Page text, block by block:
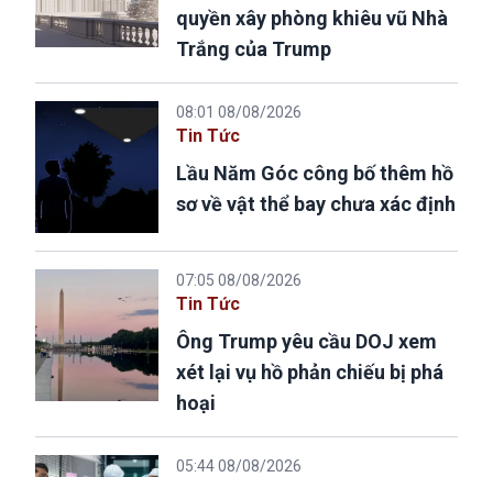
quyền xây phòng khiêu vũ Nhà
Trắng của Trump
08:01 08/08/2026
Tin Tức
Lầu Năm Góc công bố thêm hồ
sơ về vật thể bay chưa xác định
07:05 08/08/2026
Tin Tức
Ông Trump yêu cầu DOJ xem
xét lại vụ hồ phản chiếu bị phá
hoại
05:44 08/08/2026